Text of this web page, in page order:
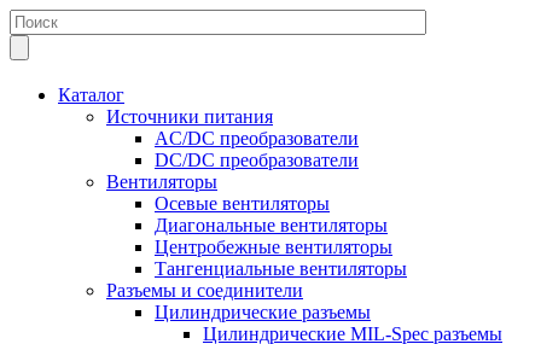
Каталог
Источники питания
AC/DC преобразователи
DC/DC преобразователи
Вентиляторы
Осевые вентиляторы
Диагональные вентиляторы
Центробежные вентиляторы
Тангенциальные вентиляторы
Разъемы и соединители
Цилиндрические разъемы
Цилиндрические MIL-Spec разъемы